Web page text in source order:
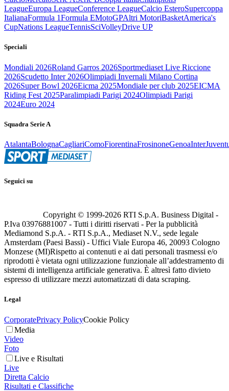
LeagueEuropa LeagueConference LeagueCalcio EsteroSupercoppa
ItalianaFormula 1Formula EMotoGPAltri MotoriBasketAmerica's
CupNations LeagueTennisSciVolleyDrive UP
Speciali
Mondiali 2026Roland Garros 2026Sportmediaset Live Riccione
2026Scudetto Inter 2026Olimpiadi Invernali Milano Cortina
2026Super Bowl 2026Eicma 2025Mondiale per club 2025EICMA
Riding Fest 2025Paralimpiadi Parigi 2024Olimpiadi Parigi
2024Euro 2024
Squadra Serie A
AtalantaBolognaCagliariComoFiorentinaFrosinoneGenoaInter
Seguici su
Copyright © 1999-2026 RTI S.p.A. Business Digital -
P.Iva 03976881007 - Tutti i diritti riservati - Per la pubblicità
Mediamond S.p.A. - RTI S.p.A., Mediaset N.V., sede legale
Amsterdam (Paesi Bassi) - Uffici Viale Europa 46, 20093 Cologno
Monzese (MI)Rispetto ai contenuti e ai dati personali trasmessi e/o
riprodotti è vietata ogni utilizzazione funzionale all’addestramento di
sistemi di intelligenza artificiale generativa. È altresì fatto divieto
espresso di utilizzare mezzi automatizzati di data scraping.
Legal
CorporatePrivacy PolicyCookie Policy
Media
Video
Foto
Live e Risultati
Live
Diretta Calcio
Risultati e Classifiche